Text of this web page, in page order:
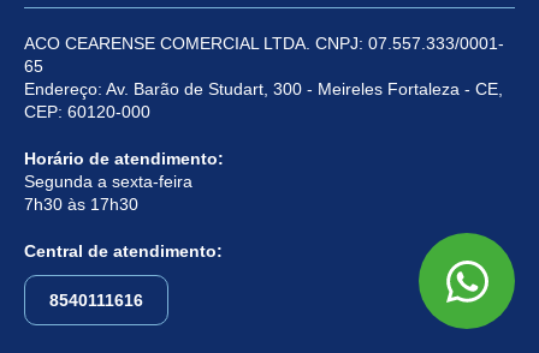
ACO CEARENSE COMERCIAL LTDA. CNPJ: 07.557.333/0001-
65
Endereço: Av. Barão de Studart, 300 - Meireles Fortaleza - CE,
CEP: 60120-000
Horário de atendimento:
Segunda a sexta-feira
7h30 às 17h30
Central de atendimento:
8540111616